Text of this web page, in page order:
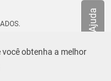
obtenha a melhor
Ajuda
– CEP. 37.640-000 –